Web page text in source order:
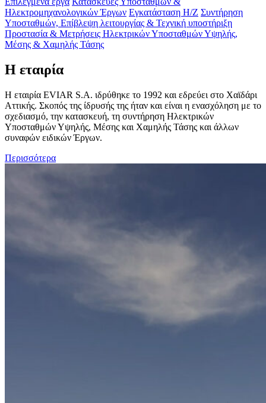
Ηλεκτρομηχανολογικών Έργων Εγκατάσταση Η/Ζ Συντήρηση
Υποσταθμών, Επίβλεψη λειτουργίας & Τεχνική υποστήριξη
Προστασία & Μετρήσεις Ηλεκτρικών Υποσταθμών Υψηλής,
Μέσης & Χαμηλής Τάσης
Η εταιρία
Η εταιρία EVIAR S.A. ιδρύθηκε το 1992 και εδρεύει στο Χαϊδάρι
Αττικής. Σκοπός της ίδρυσής της ήταν και είναι η ενασχόληση με το
σχεδιασμό, την κατασκευή, τη συντήρηση Ηλεκτρικών
Υποσταθμών Υψηλής, Μέσης και Χαμηλής Τάσης και άλλων
συναφών ειδικών Έργων.
Περισσότερα